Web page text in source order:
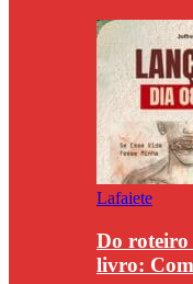
Lafaiete
Do roteiro
livro: